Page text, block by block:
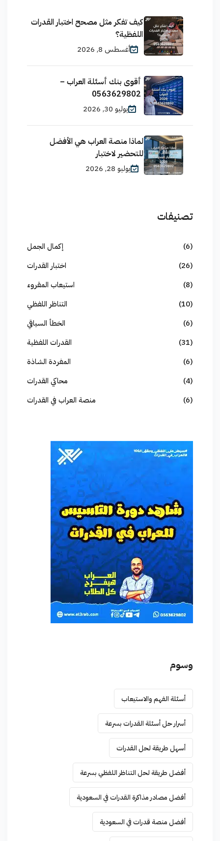
كيف تفكر مثل مصحح اختبار القدرات
اللفظية؟
أغسطس 8, 2026
أقوى بنك أسئلة العراب –
0563629802
يوليو 30, 2026
لماذا منصة العراب هي الأفضل
للتحضير لاختبار
يوليو 28, 2026
تصنيفات
إكمال الجمل
(6)
اختبار القدرات
(26)
استيعاب المقروء
(8)
التناظر اللفظي
(10)
الخطأ السياقي
(6)
القدرات اللفظية
(31)
المفردة الشاذة
(6)
محاكي القدرات
(4)
منصة العراب في القدرات
(6)
وسوم
أسئلة الفهم والاستيعاب
أسرار حل أسئلة القدرات بسرعة
أسهل طريقة لحل القدرات
أفضل طريقة لحل التناظر اللفظي بسرعة
أفضل مصادر مذاكرة القدرات في السعودية
أفضل منصة قدرات في السعودية